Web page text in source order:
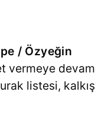
/ Özyeğin
vermeye devam
listesi, kalkış